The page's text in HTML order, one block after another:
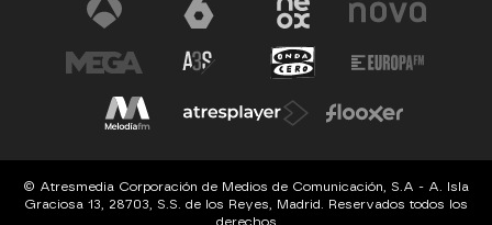
© Atresmedia Corporación de Medios de Comunicación, S.A - A. Isla
Graciosa 13, 28703, S.S. de los Reyes, Madrid. Reservados todos los
derechos